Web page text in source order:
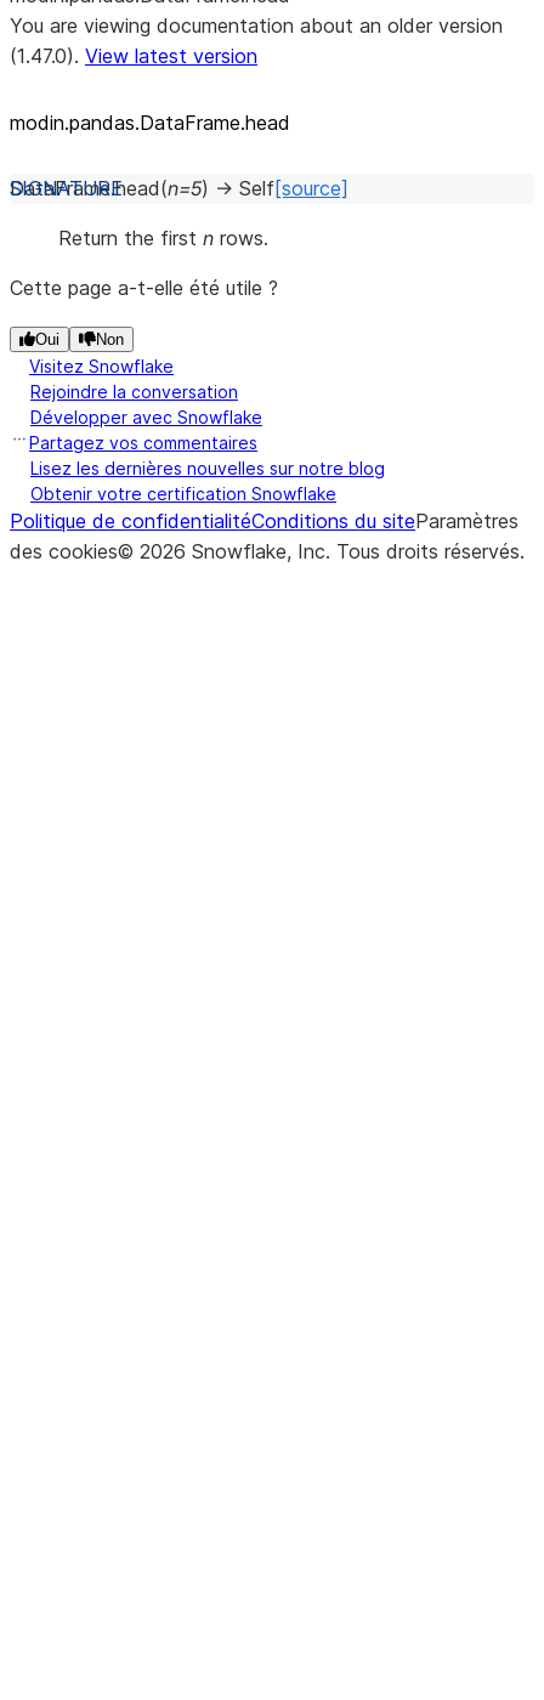
You are viewing documentation about an older version
(1.47.0). View latest version
modin.pandas.DataFrame.head
DataFrame.head(n=5) → Self[source]
Return the first n rows.
Cette page a-t-elle été utile ?
Oui Non
Visitez Snowflake
Rejoindre la conversation
Développer avec Snowflake
Partagez vos commentaires
Lisez les dernières nouvelles sur notre blog
Obtenir votre certification Snowflake
Politique de confidentialitéConditions du siteParamètres
des cookies© 2026 Snowflake, Inc. Tous droits réservés.